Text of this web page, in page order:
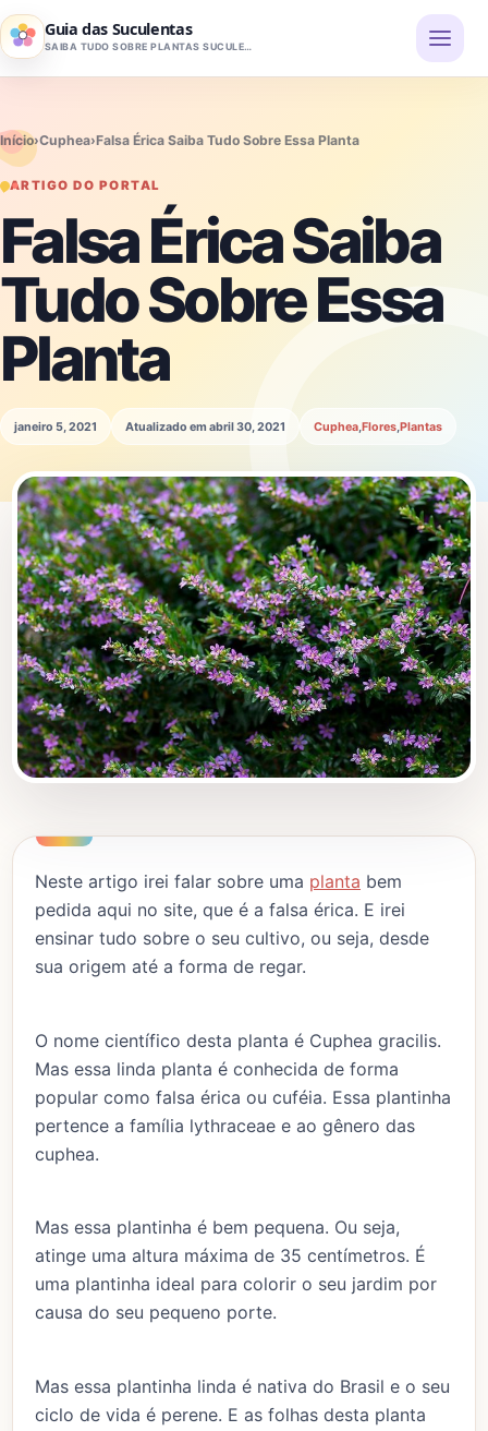
Pular para o conteúdo
Guia das Suculentas
SAIBA TUDO SOBRE PLANTAS SUCULENTAS
Início›Cuphea›Falsa Érica Saiba Tudo Sobre Essa Planta
ARTIGO DO PORTAL
Falsa Érica Saiba
Tudo Sobre Essa
Planta
janeiro 5, 2021 Atualizado em abril 30, 2021 Cuphea Flores Plantas
Neste artigo irei falar sobre uma planta bem
pedida aqui no site, que é a falsa érica. E irei
ensinar tudo sobre o seu cultivo, ou seja, desde
sua origem até a forma de regar.
O nome científico desta planta é Cuphea gracilis.
Mas essa linda planta é conhecida de forma
popular como falsa érica ou cuféia. Essa plantinha
pertence a família lythraceae e ao gênero das
cuphea.
Mas essa plantinha é bem pequena. Ou seja,
atinge uma altura máxima de 35 centímetros. É
uma plantinha ideal para colorir o seu jardim por
causa do seu pequeno porte.
Mas essa plantinha linda é nativa do Brasil e o seu
ciclo de vida é perene. E as folhas desta planta